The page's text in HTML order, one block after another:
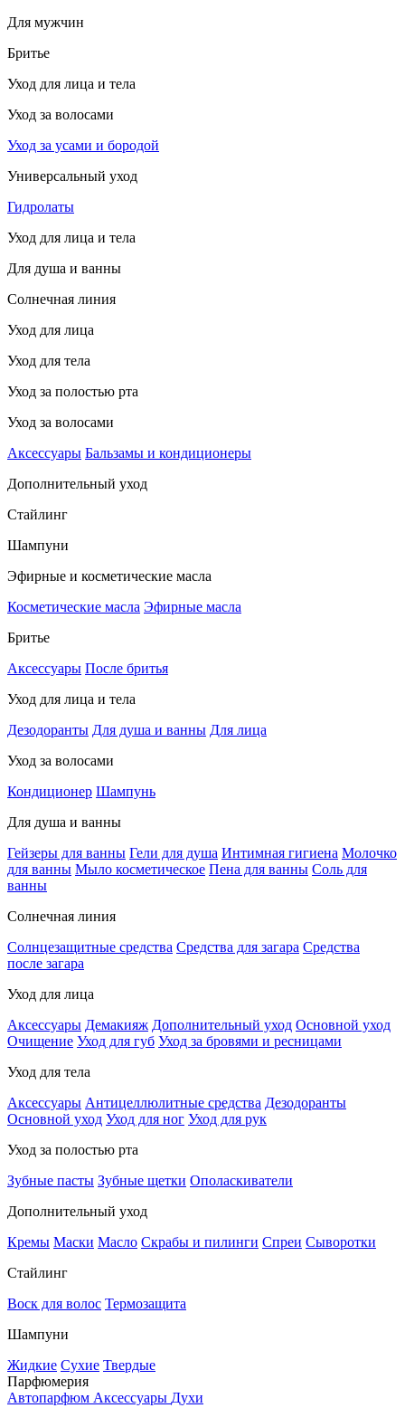
Для мужчин
Бритье
Уход для лица и тела
Уход за волосами
Уход за усами и бородой
Универсальный уход
Гидролаты
Уход для лица и тела
Для душа и ванны
Солнечная линия
Уход для лица
Уход для тела
Уход за полостью рта
Уход за волосами
Аксессуары Бальзамы и кондиционеры
Дополнительный уход
Стайлинг
Шампуни
Эфирные и косметические масла
Косметические масла Эфирные масла
Бритье
Аксессуары После бритья
Уход для лица и тела
Дезодоранты Для душа и ванны Для лица
Уход за волосами
Кондиционер Шампунь
Для душа и ванны
Гейзеры для ванны Гели для душа Интимная гигиена Молочко
для ванны Мыло косметическое Пена для ванны Соль для
ванны
Солнечная линия
Солнцезащитные средства Средства для загара Средства
после загара
Уход для лица
Аксессуары Демакияж Дополнительный уход Основной уход
Очищение Уход для губ Уход за бровями и ресницами
Уход для тела
Аксессуары Антицеллюлитные средства Дезодоранты
Основной уход Уход для ног Уход для рук
Уход за полостью рта
Зубные пасты Зубные щетки Ополаскиватели
Дополнительный уход
Кремы Маски Масло Скрабы и пилинги Спреи Сыворотки
Стайлинг
Воск для волос Термозащита
Шампуни
Жидкие Сухие Твердые
Парфюмерия
Автопарфюм Аксессуары Духи